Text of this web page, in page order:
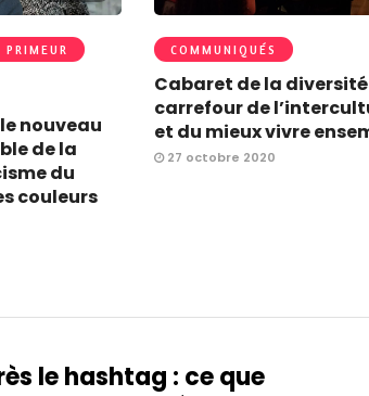
PRIMEUR
nouveau
de la
du
couleurs
COMMUNIQUÉS
Cabaret de la diversité
carrefour de
et du mieux vivre
27 octobre 2020
le hashtag : ce que